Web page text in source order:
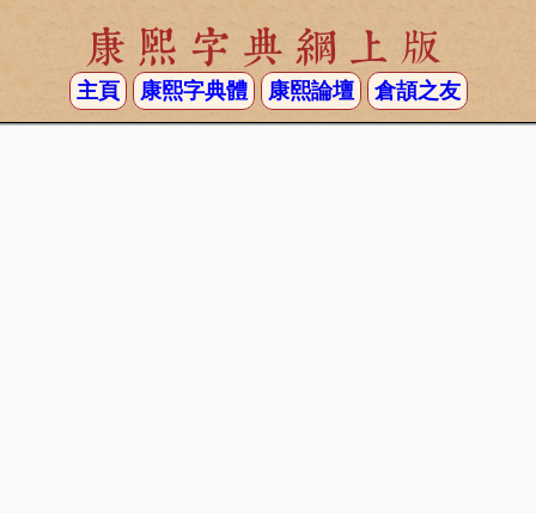
康熙字典網上版
主頁 康熙字典體 康熙論壇 倉頡之友